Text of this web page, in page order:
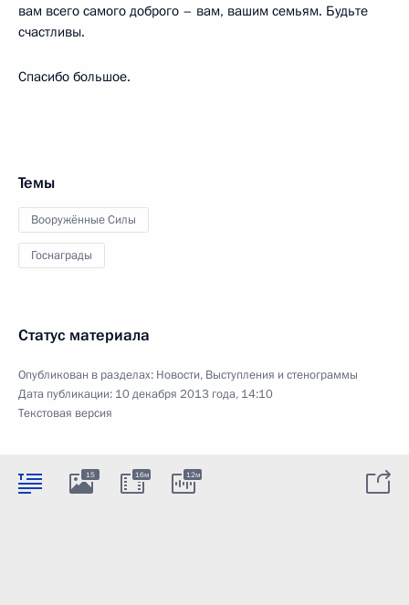
вам всего самого доброго – вам, вашим семьям. Будьте
счастливы.
Спасибо большое.
Темы
Вооружённые Силы
Госнаграды
Статус материала
Опубликован в разделах: Новости, Выступления и стенограммы
Дата публикации: 10 декабря 2013 года, 14:10
Текстовая версия
15 16м 12м